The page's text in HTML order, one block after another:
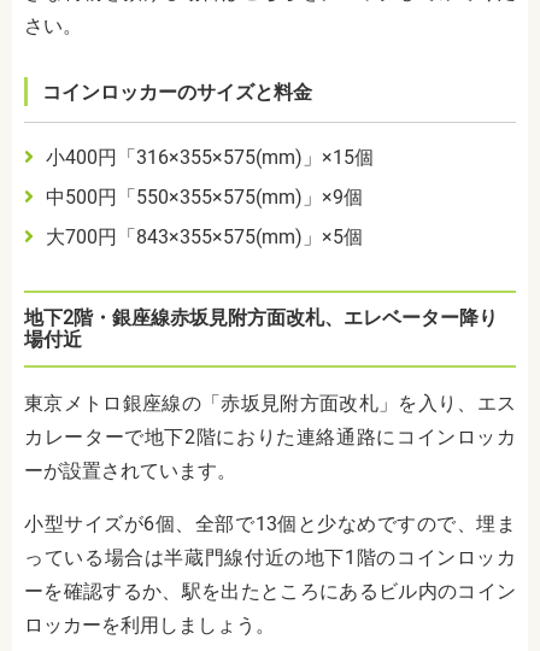
さい。
コインロッカーのサイズと料金
小400円「 316×355×575(mm) 」×15個
中500円「 550×355×575(mm) 」×9個
大700円「 843×355×575(mm) 」×5個
地下2階・銀座線赤坂見附方面改札、エレベーター降り
場付近
東京メトロ銀座線の「赤坂見附方面改札」を入り、エス
カレーターで地下2階におりた連絡通路にコインロッカ
ーが設置されています。
小型サイズが6個、全部で13個と少なめですので、埋ま
っている場合は半蔵門線付近の地下1階のコインロッカ
ーを確認するか、駅を出たところにあるビル内のコイン
ロッカーを利用しましょう。